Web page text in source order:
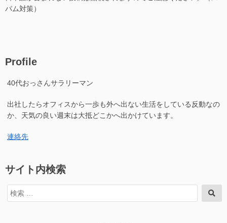
パム対策）
Profile
40代おっさんサラリーマン
出社したらオフィスから一歩も外へ出ない生活をしている反動なの
か、天気の良い週末は大抵どこかへ出かけています。
連絡先
サイト内検索
検
索
索